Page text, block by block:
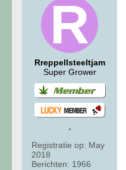
Rreppellsteeltjam
Super Grower
Registratie op: May
2018
Berichten: 1966